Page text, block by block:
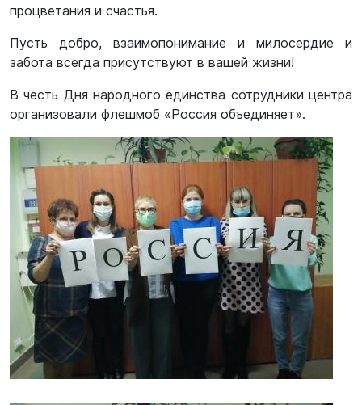
процветания и счастья.
Пусть добро, взаимопонимание и милосердие и
забота всегда присутствуют в вашей жизни!
В честь Дня народного единства сотрудники центра
организовали флешмоб «Россия объединяет».